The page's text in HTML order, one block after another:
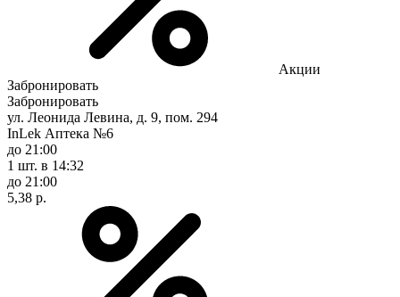
Акции
Забронировать
Забронировать
ул. Леонида Левина, д. 9, пом. 294
InLek Аптека №6
до 21:00
1 шт. в 14:32
до 21:00
5,38 р.